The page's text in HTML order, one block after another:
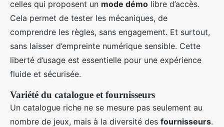
celles qui proposent un mode démo libre d’accès.
Cela permet de tester les mécaniques, de
comprendre les règles, sans engagement. Et surtout,
sans laisser d’empreinte numérique sensible. Cette
liberté d’usage est essentielle pour une expérience
fluide et sécurisée.
Variété du catalogue et fournisseurs
Un catalogue riche ne se mesure pas seulement au
nombre de jeux, mais à la diversité des fournisseurs.